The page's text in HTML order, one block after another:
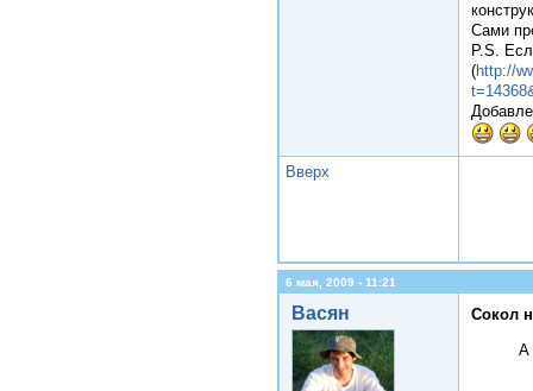
Сами
P.S.
(http://
Вверх
6 мая, 2009 - 11:21
Васян Сокол
А